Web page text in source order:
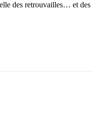
des retrouvailles… et